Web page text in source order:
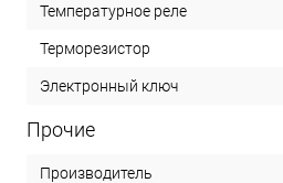
Температурное реле
Терморезистор
Электронный ключ
Прочие
Производитель